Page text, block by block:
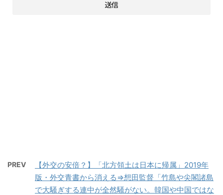
PREV
【外交の安倍？】「北方領土は日本に帰属」2019年
版・外交青書から消える⇒想田監督「竹島や尖閣諸島
で大騒ぎする連中が全然騒がない。韓国や中国ではな